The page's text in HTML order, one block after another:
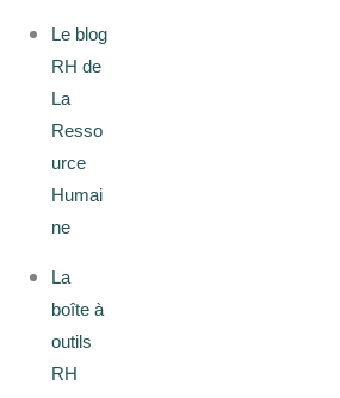
Le blog
RH de
La
Resso
urce
Humai
ne
La
boîte à
outils
RH